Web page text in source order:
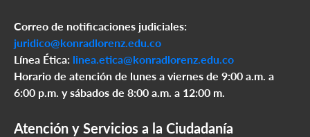
Correo de notificaciones judiciales:
juridico@konradlorenz.edu.co
Línea Ética: linea.etica@konradlorenz.edu.co
Horario de atención de lunes a viernes de 9:00 a.m. a
6:00 p.m. y sábados de 8:00 a.m. a 12:00 m.
Atención y Servicios a la Ciudadanía